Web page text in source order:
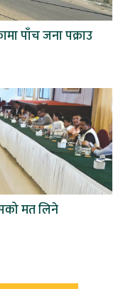
पाँच जना पक्राउ
मत लिने